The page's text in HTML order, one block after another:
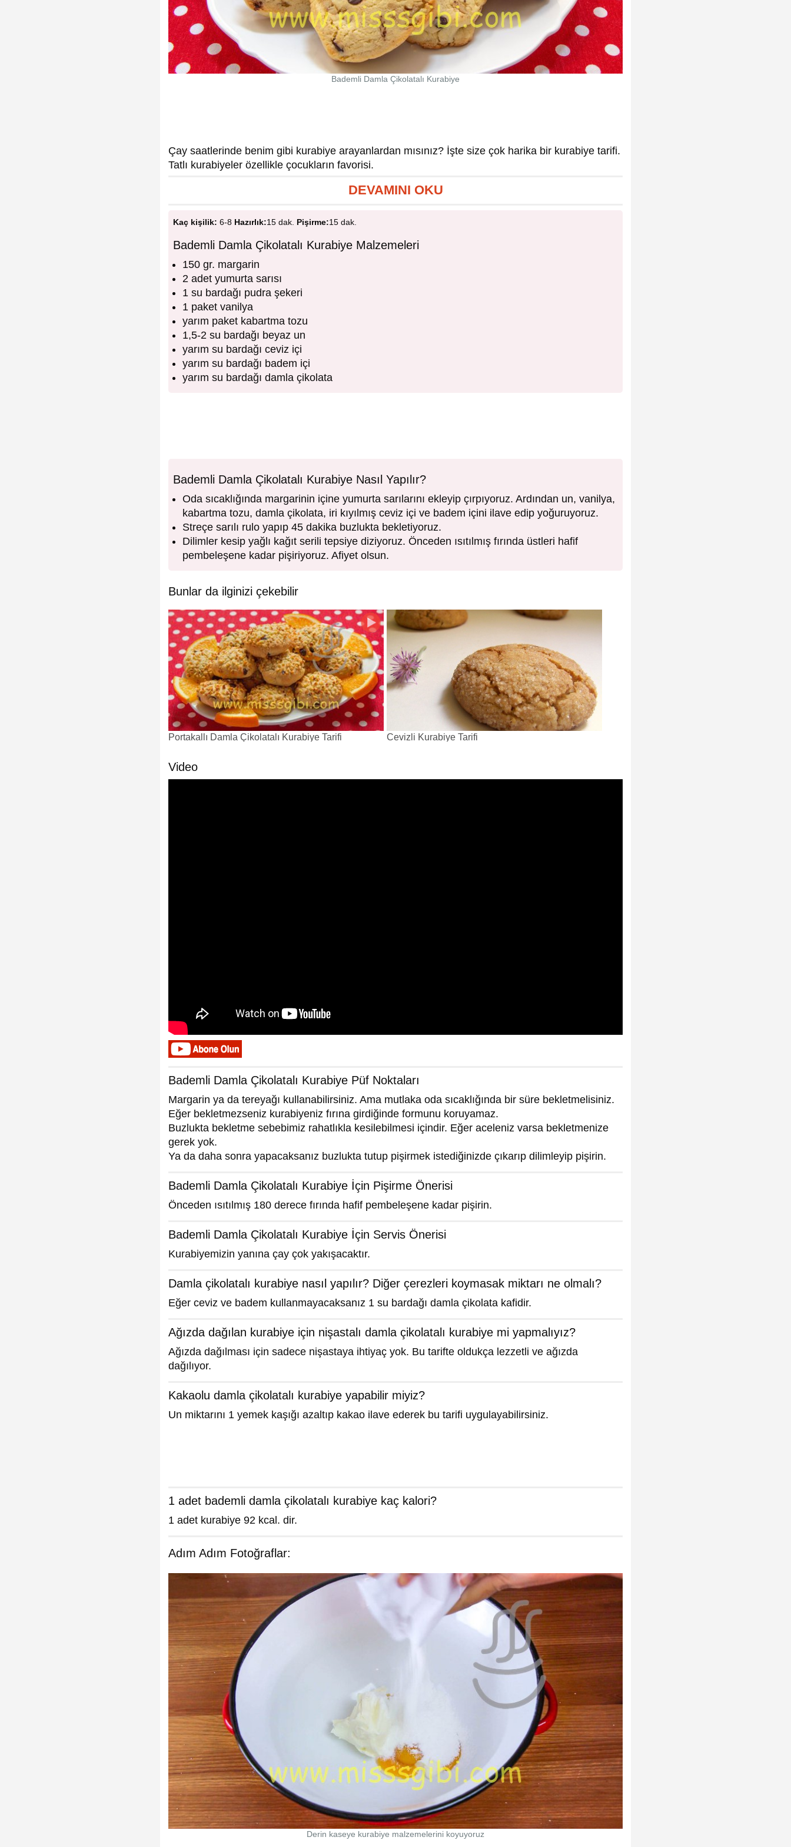
Bademli Damla Çikolatalı Kurabiye
Çay saatlerinde benim gibi kurabiye arayanlardan mısınız? İşte size çok harika bir kurabiye tarifi.
Tatlı kurabiyeler özellikle çocukların favorisi.
DEVAMINI OKU
Kaç kişilik: 6-8 Hazırlık:15 dak. Pişirme:15 dak.
Bademli Damla Çikolatalı Kurabiye Malzemeleri
150 gr. margarin
2 adet yumurta sarısı
1 su bardağı pudra şekeri
1 paket vanilya
yarım paket kabartma tozu
1,5-2 su bardağı beyaz un
yarım su bardağı ceviz içi
yarım su bardağı badem içi
yarım su bardağı damla çikolata
Bademli Damla Çikolatalı Kurabiye Nasıl Yapılır?
Oda sıcaklığında margarinin içine yumurta sarılarını ekleyip çırpıyoruz. Ardından un, vanilya,
kabartma tozu, damla çikolata, iri kıyılmış ceviz içi ve badem içini ilave edip yoğuruyoruz.
Streçe sarılı rulo yapıp 45 dakika buzlukta bekletiyoruz.
Dilimler kesip yağlı kağıt serili tepsiye diziyoruz. Önceden ısıtılmış fırında üstleri hafif
pembeleşene kadar pişiriyoruz. Afiyet olsun.
Bunlar da ilginizi çekebilir
Portakallı Damla Çikolatalı Kurabiye Tarifi Cevizli Kurabiye Tarifi
Video
Bademli Damla Çikolatalı Kurabiye Püf Noktaları
Margarin ya da tereyağı kullanabilirsiniz. Ama mutlaka oda sıcaklığında bir süre bekletmelisiniz.
Eğer bekletmezseniz kurabiyeniz fırına girdiğinde formunu koruyamaz.
Buzlukta bekletme sebebimiz rahatlıkla kesilebilmesi içindir. Eğer aceleniz varsa bekletmenize
gerek yok.
Ya da daha sonra yapacaksanız buzlukta tutup pişirmek istediğinizde çıkarıp dilimleyip pişirin.
Bademli Damla Çikolatalı Kurabiye İçin Pişirme Önerisi
Önceden ısıtılmış 180 derece fırında hafif pembeleşene kadar pişirin.
Bademli Damla Çikolatalı Kurabiye İçin Servis Önerisi
Kurabiyemizin yanına çay çok yakışacaktır.
Damla çikolatalı kurabiye nasıl yapılır? Diğer çerezleri koymasak miktarı ne olmalı?
Eğer ceviz ve badem kullanmayacaksanız 1 su bardağı damla çikolata kafidir.
Ağızda dağılan kurabiye için nişastalı damla çikolatalı kurabiye mi yapmalıyız?
Ağızda dağılması için sadece nişastaya ihtiyaç yok. Bu tarifte oldukça lezzetli ve ağızda
dağılıyor.
Kakaolu damla çikolatalı kurabiye yapabilir miyiz?
Un miktarını 1 yemek kaşığı azaltıp kakao ilave ederek bu tarifi uygulayabilirsiniz.
1 adet bademli damla çikolatalı kurabiye kaç kalori?
1 adet kurabiye 92 kcal. dir.
Adım Adım Fotoğraflar:
Derin kaseye kurabiye malzemelerini koyuyoruz